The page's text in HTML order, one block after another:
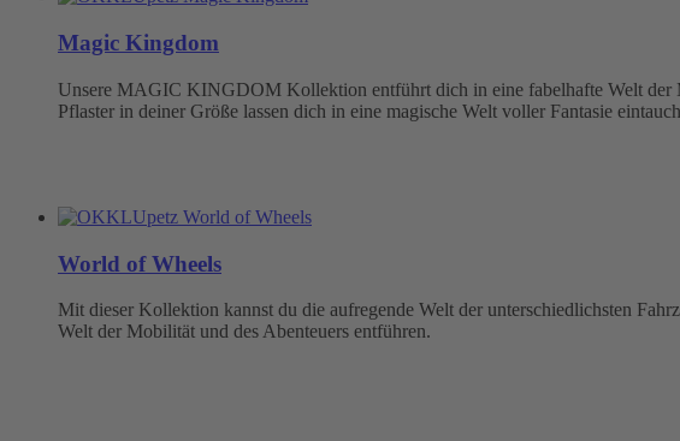
Magic Kingdom
Unsere MAGIC KINGDOM Kollektion entführt dich in eine fabelhafte Welt der
Pflaster in deiner Größe lassen dich in eine magische Welt voller Fantasie
World of Wheels
Mit dieser Kollektion kannst du die aufregende Welt der unterschiedlichsten
Welt der Mobilität und des Abenteuers entführen.